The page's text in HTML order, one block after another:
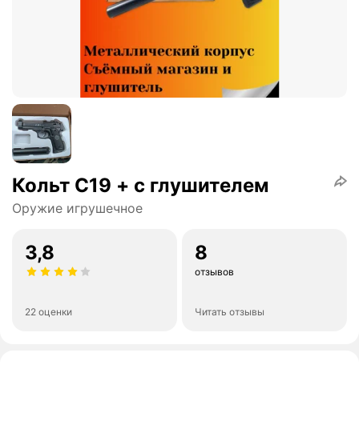
Кольт С19 + с глушителем
Оружие игрушечное
3,8
22 оценки
8
отзывов
Читать отзывы